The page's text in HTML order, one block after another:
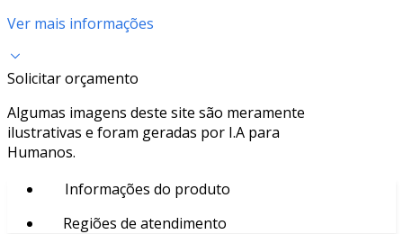
Ver mais informações
Solicitar orçamento
Algumas imagens deste site são meramente
ilustrativas e foram geradas por I.A para
Humanos.
Informações do produto
Regiões de atendimento